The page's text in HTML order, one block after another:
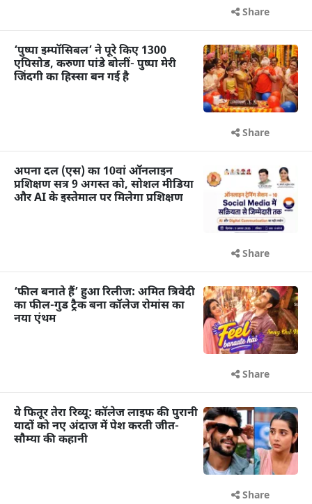
Share
‘पुष्पा इम्पॉसिबल’ ने पूरे किए 1300
एपिसोड, करुणा पांडे बोलीं- पुष्पा मेरी
जिंदगी का हिस्सा बन गई है
Share
अपना दल (एस) का 10वां ऑनलाइन
प्रशिक्षण सत्र 9 अगस्त को, सोशल मीडिया
और AI के इस्तेमाल पर मिलेगा प्रशिक्षण
Share
‘फील बनाते हैं’ हुआ रिलीज: अमित त्रिवेदी
का फील-गुड ट्रैक बना कॉलेज रोमांस का
नया एंथम
Share
ये फितूर तेरा रिव्यू: कॉलेज लाइफ की पुरानी
यादों को नए अंदाज में पेश करती जीत-
सौम्या की कहानी
Share